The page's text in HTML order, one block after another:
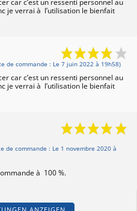
car c’est un ressenti personnel au
je verrai à l’utilisation le bienfait
de commande : Le 7 juin 2022 à 19h58)
car c’est un ressenti personnel au
je verrai à l’utilisation le bienfait
de commande : Le 1 novembre 2020 à
à 100 %.